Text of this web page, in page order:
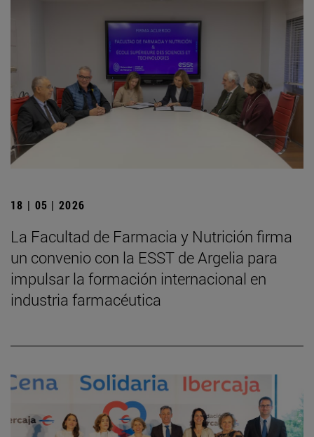
18 | 05 | 2026
La Facultad de Farmacia y Nutrición firma
un convenio con la ESST de Argelia para
impulsar la formación internacional en
industria farmacéutica